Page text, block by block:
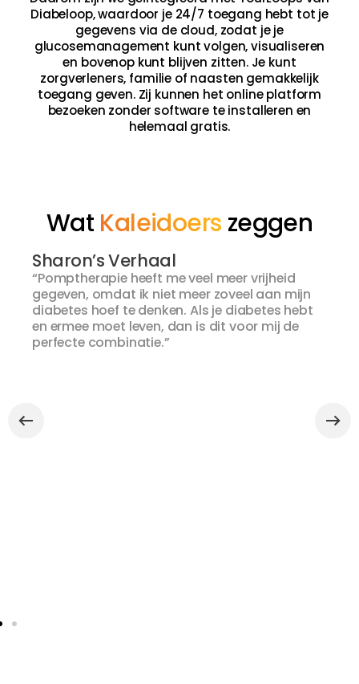
Diabeloop, waardoor je 24/7 toegang hebt tot je
gegevens via de cloud, zodat je je
glucosemanagement kunt volgen, visualiseren
en bovenop kunt blijven zitten. Je kunt
zorgverleners, familie of naasten gemakkelijk
toegang geven. Zij kunnen het online platform
bezoeken zonder software te installeren en
helemaal gratis.
Wat Kaleidoers zeggen
Sharon’s Verhaal
“Pomptherapie heeft me veel meer vrijheid
gegeven, omdat ik niet meer zoveel aan mijn
diabetes hoef te denken. Als je diabetes hebt
en ermee moet leven, dan is dit voor mij de
perfecte combinatie.”